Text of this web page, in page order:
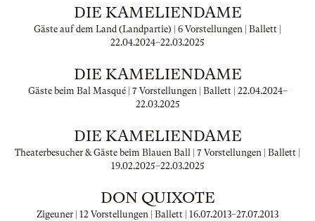
DIE KAMELIENDAME
Gäste auf dem Land (Landpartie) | 6 Vorstellungen | Ballett |
22.04.2024–22.03.2025
DIE KAMELIENDAME
Gäste beim Bal Masqué | 7 Vorstellungen | Ballett | 22.04.2024–
22.03.2025
DIE KAMELIENDAME
Theaterbesucher & Gäste beim Blauen Ball | 7 Vorstellungen | Ballett |
19.02.2025–22.03.2025
DON QUIXOTE
Zigeuner | 12 Vorstellungen | Ballett | 16.07.2013–27.07.2013